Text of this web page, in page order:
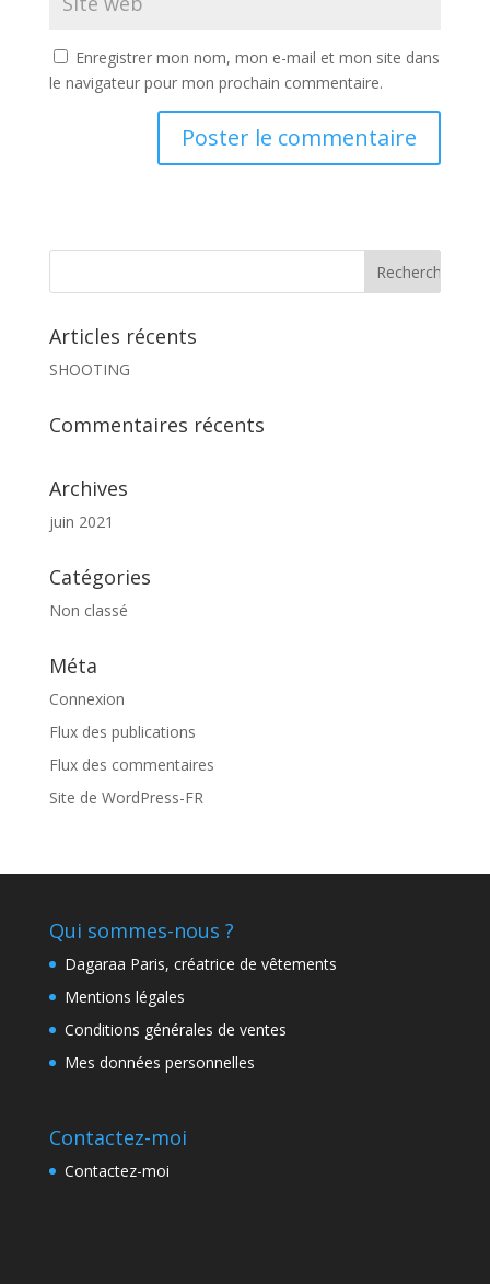
Enregistrer mon nom, mon e-mail et mon site dans
le navigateur pour mon prochain commentaire.
Articles récents
SHOOTING
Commentaires récents
Archives
juin 2021
Catégories
Non classé
Méta
Connexion
Flux des publications
Flux des commentaires
Site de WordPress-FR
Qui sommes-nous ?
Dagaraa Paris, créatrice de vêtements
Mentions légales
Conditions générales de ventes
Mes données personnelles
Contactez-moi
Contactez-moi